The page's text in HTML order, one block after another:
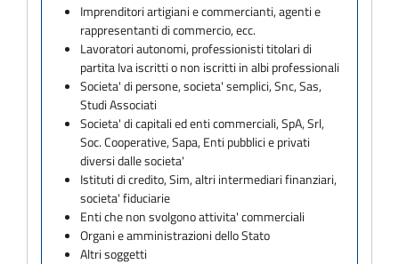
Imprenditori artigiani e commercianti, agenti e
rappresentanti di commercio, ecc.
Lavoratori autonomi, professionisti titolari di
partita Iva iscritti o non iscritti in albi professionali
Societa' di persone, societa' semplici, Snc, Sas,
Studi Associati
Societa' di capitali ed enti commerciali, SpA, Srl,
Soc. Cooperative, Sapa, Enti pubblici e privati
diversi dalle societa'
Istituti di credito, Sim, altri intermediari finanziari,
societa' fiduciarie
Enti che non svolgono attivita' commerciali
Organi e amministrazioni dello Stato
Altri soggetti